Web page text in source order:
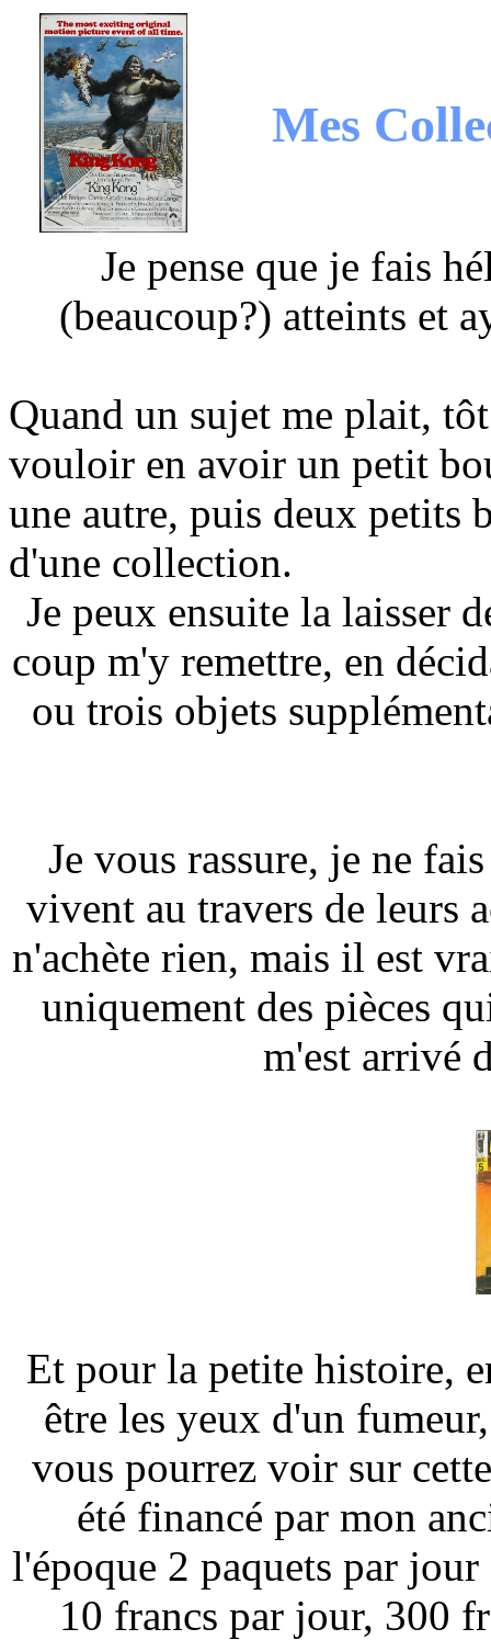
Mes
Je pense que je fais
(beaucoup?) atteints et
Quand un sujet me plait,
vouloir en avoir un petit
une autre, puis deux petits
d'une collection.
Je peux ensuite la laisser
coup m'y remettre, en
ou trois objets
Je vous rassure, je ne
vivent au travers de leurs
n'achète rien, mais il est
uniquement des pièces
m'est arrivé
Et pour la petite histoire,
être les yeux d'un
vous pourrez voir sur
été financé par mon
l'époque 2 paquets par
10 francs par jour, 300